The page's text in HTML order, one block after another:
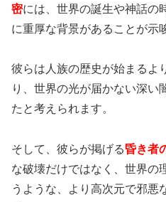
密には、世界の誕生や神話の
に重厚な背景があることが示
彼らは人族の歴史が始まるよ
り、世界の光が届かない深い
たと考えられます。
そして、彼らが掲げる昏き者
な破壊だけではなく、世界の
うような、より高次元で邪悪